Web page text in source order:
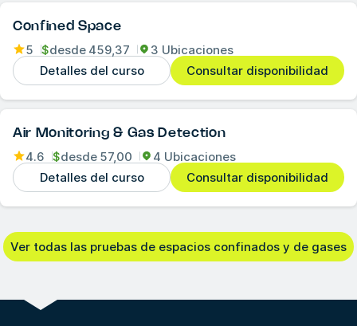
Confined Space
5 $desde 459,37
3 Ubicaciones
Detalles del curso
Consultar disponibilidad
Air Monitoring & Gas Detection
4.6 $desde 57,00
4 Ubicaciones
Detalles del curso
Consultar disponibilidad
Ver todas las pruebas de espacios confinados y de gases